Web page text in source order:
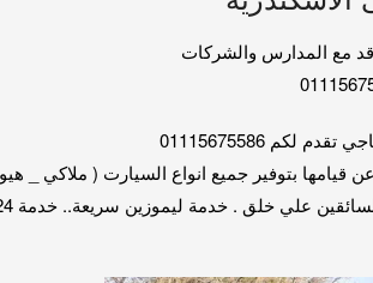
مع المدارس والشركات
01115675586
علي خلق . خدمة ليموزين سريعة.. خدمة 24 ساعة.